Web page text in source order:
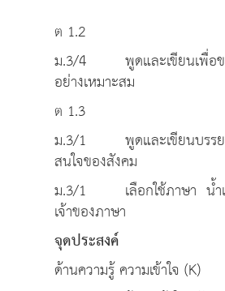
ต 1.2
ม.3/4 พูดและเขียนเพื่อขอแ
อย่างเหมาะสม
ต 1.3
ม.3/1 พูดและเขียนบรรยา
สนใจของสังคม
ม.3/1 เลือกใช้ภาษา น้ำเสี
เจ้าของภาษา
จุด
ด้านความรู้ ความเข้าใจ (K)